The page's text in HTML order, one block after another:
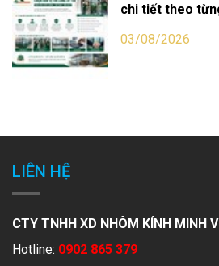
chi tiết theo
03/08/2026
LIÊN HỆ
CTY TNHH XD NHÔM KÍNH MINH
Hotline: 0902 865 379